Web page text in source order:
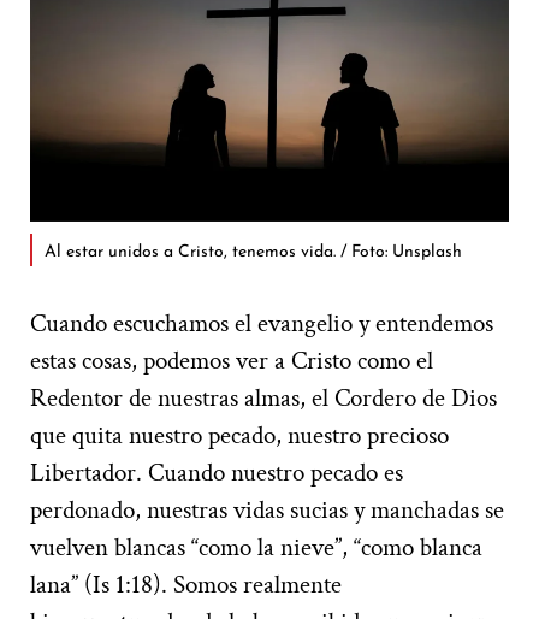
Al estar unidos a Cristo, tenemos vida. / Foto: Unsplash
Cuando escuchamos el evangelio y entendemos
estas cosas, podemos ver a Cristo como el
Redentor de nuestras almas, el Cordero de Dios
que quita nuestro pecado, nuestro precioso
Libertador. Cuando nuestro pecado es
perdonado, nuestras vidas sucias y manchadas se
vuelven blancas “como la nieve”, “como blanca
lana” (Is 1:18). Somos realmente